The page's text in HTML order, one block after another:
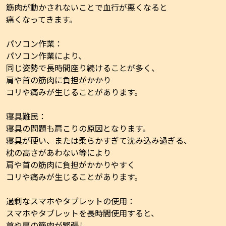
筋肉が動かされないことで血行が悪くなると
痛くなってきます。
パソコン作業：
パソコン作業により、
同じ姿勢で長時間座り続けることが多く、
肩や首の筋肉に負担がかかり
コリや痛みが生じることがあります。
寝具難民：
寝具の問題も肩こりの原因となります。
寝具が硬い、または柔らかすぎて沈み込み過ぎる、
枕の高さがあわない等により
肩や首の筋肉に負担がかかりやすく
コリや痛みが生じることがあります。
過剰なスマホやタブレットの使用：
スマホやタブレットを長時間使用すると、